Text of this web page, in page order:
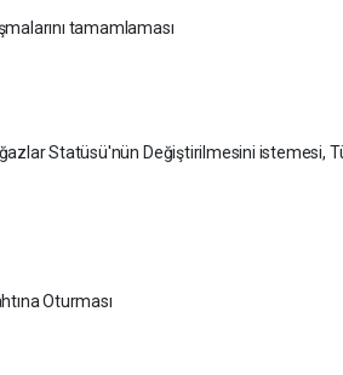
tamamlaması
Statüsü'nün Değiştirilmesini istemesi,
Oturması